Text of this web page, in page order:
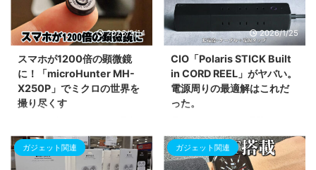
アップを体験。Clip1との違いを
比較表で詳しく紹介します。
をAC6個口とUSB3ポート（計9
口）に拡張できる驚異のスペック
を解説。PD20W対応の急速充電
や、持ち運びに便利なスイングプ
ラグ、雷サージ保護機能など、ビ
ジネスホテルの限られた電源環境
を快適かつ安全に変えるための魅
力を詳しく紹介します。
2026/2/14
スマホが1200倍の顕微鏡
に！「microHunter MH-
X250P」でミクロの世界を
撮り尽くす
1200倍の拡大撮影が可能に！ク
ラウドファンディングで話題の顕
微鏡レンズ「microHunter MH-
2026/1/25
CIO「Polaris STICK Built
in CORD REEL」がヤバい。
電源周りの最適解はこれだ
った。
リール式ケーブルが一つに！CIO
の新作「Polaris STICK Built in
CORD REEL」を徹底解説。
ガジェット関連 ガジェット関連